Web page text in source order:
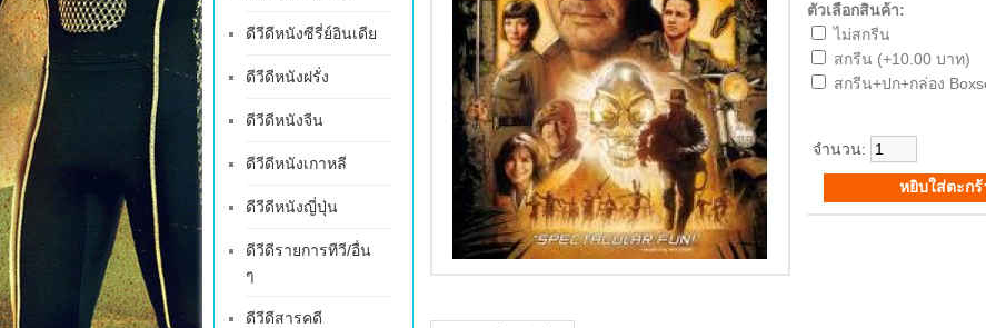
ดีวีดีหนังซีรี่ย์อินเดีย
ดีวีดีหนังฝรั่ง
ดีวีดีหนังจีน
ดีวีดีหนังเกาหลี
ดีวีดีหนังญี่ปุ่น
ดีวีดีรายการทีวี/อื่น
ๆ
ดีวีดีสารคดี
ตัวเลือกสินค้า:
ไม่สกรีน
สกรีน (+10.00 บาท)
สกรีน+ปก+กล่อง
จำนวน: